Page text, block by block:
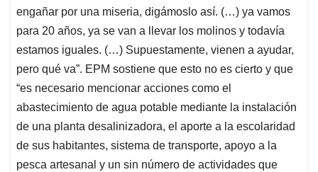
engañar por una miseria, digámoslo así. (…) ya vamos
para 20 años, ya se van a llevar los molinos y todavía
estamos iguales. (…) Supuestamente, vienen a ayudar,
pero qué va”. EPM sostiene que esto no es cierto y que
“es necesario mencionar acciones como el
abastecimiento de agua potable mediante la instalación
de una planta desalinizadora, el aporte a la escolaridad
de sus habitantes, sistema de transporte, apoyo a la
pesca artesanal y un sin número de actividades que